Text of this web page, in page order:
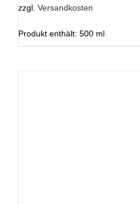
zzgl. Versandkosten
Produkt enthält: 500 ml